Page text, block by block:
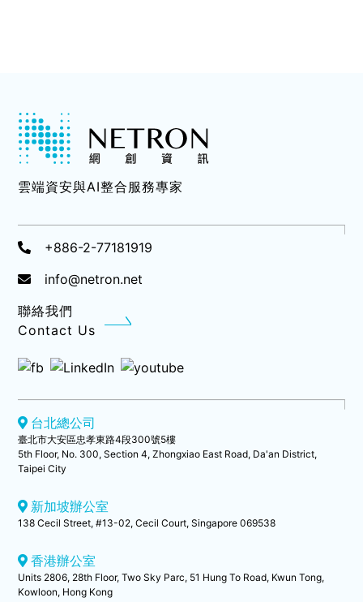
雲端資安與AI整合服務專家
+886-2-77181919
info@netron.net
聯絡我們
Contact Us
台北總公司
臺北市大安區忠孝東路4段300號5樓
5th Floor, No. 300, Section 4, Zhongxiao East Road, Da'an District,
Taipei City
新加坡辦公室
138 Cecil Street, #13-02, Cecil Court, Singapore 069538
香港辦公室
Units 2806, 28th Floor, Two Sky Parc, 51 Hung To Road, Kwun Tong,
Kowloon, Hong Kong